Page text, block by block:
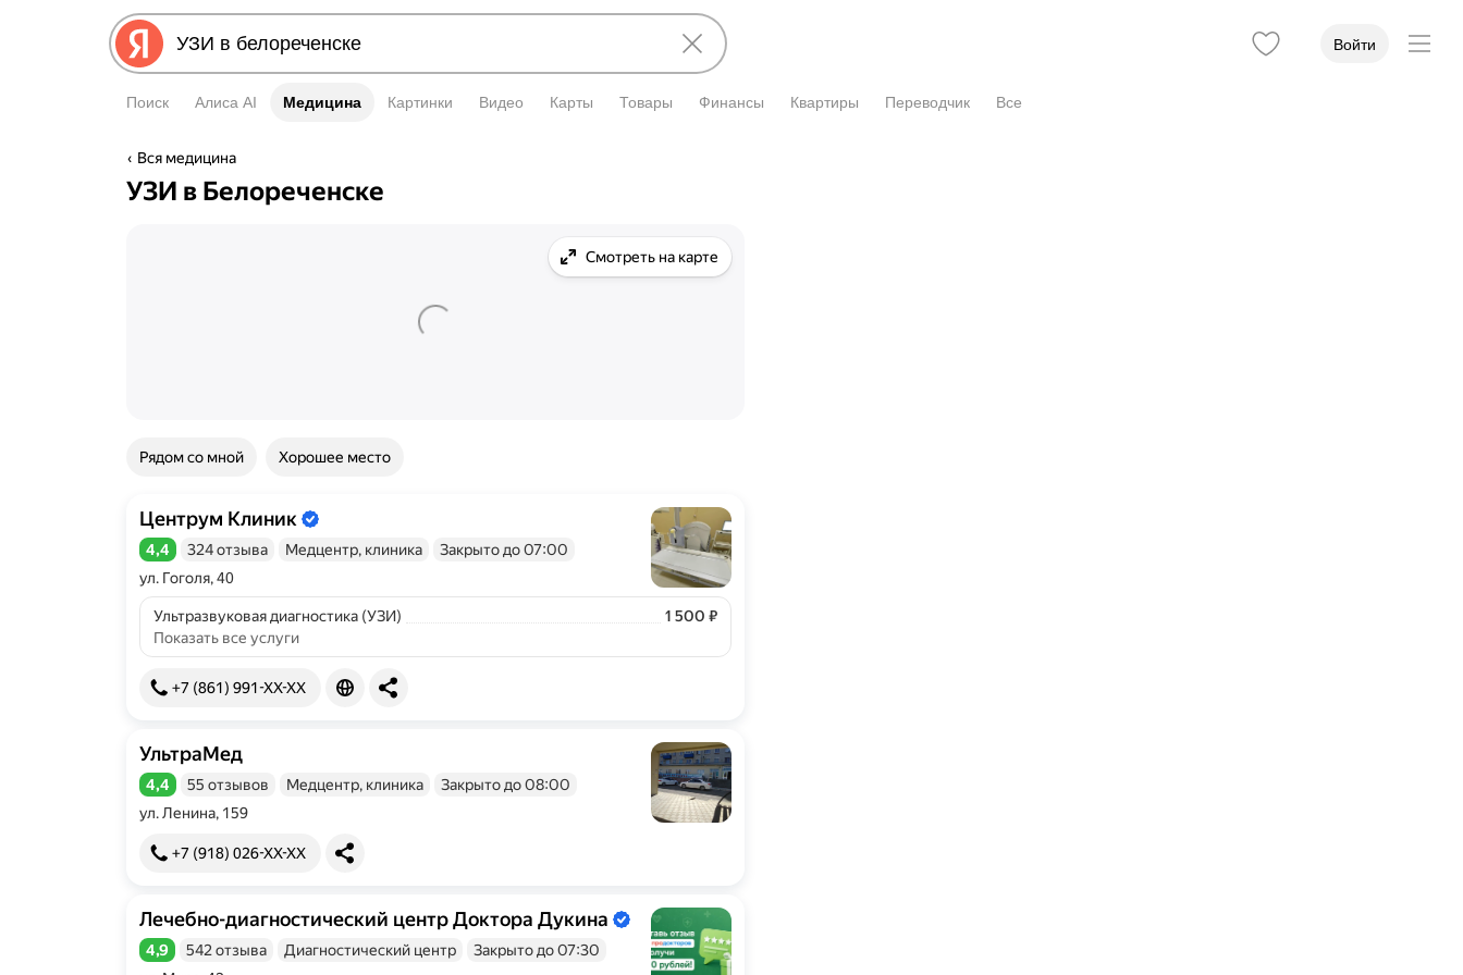
Войти
Поиск Алиса AI Медицина
Медицина Картинки Видео Карты Товары Финансы Квартиры Переводчик Все
Вся медицина
УЗИ в Белореченске
Смотреть на карте
Рядом со мной Хорошее место
Центрум Клиник
Информация об организации подтверждена владельцем.
Рейтинг 4,4 из 5
4,4 324 отзыва Медцентр, клиника
Закрыто до 07:00
ул. Гоголя, 40
Ультразвуковая диагностика (УЗИ) Цена
1500
1 500 ₽
Показать все услуги
+7 (861) 991-XX-XX
УльтраМед
Рейтинг 4,4 из 5
4,4 55 отзывов Медцентр, клиника
Закрыто до 08:00
ул. Ленина, 159
+7 (918) 026-XX-XX
Лечебно-диагностический центр Доктора Дукина
Информация об организации подтверждена владельцем.
Рейтинг 4,9 из 5
4,9 542 отзыва Диагностический центр
Закрыто до 07:30